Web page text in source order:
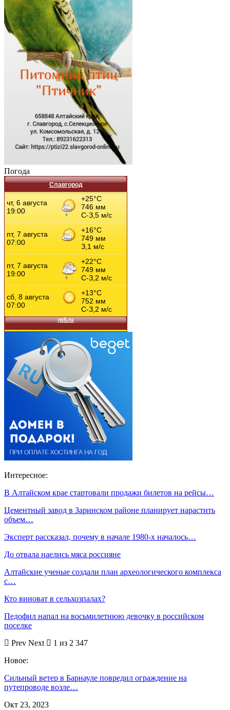
Погода
Славгород
Интересное:
В Алтайском крае стартовали продажи билетов на рейсы…
Цементный завод в Заринском районе планирует нарастить
объем…
Эксперт рассказал, почему в начале 1980-х началось…
До отвала наелись мяса россияне
Алтайские ученые создали план археологического комплекса
с…
Кто виноват в сельхозпалах?
Педофил напал на восьмилетнюю девочку в российском
поселке
Prev Next
1 из 2 347
Новое:
Сильный ветер в Барнауле повредил ограждение на
путепроводе возле…
Окт 23, 2023